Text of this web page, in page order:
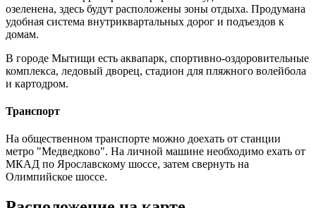
озеленена, здесь будут расположены зоны отдыха. Продумана
удобная система внутриквартальных дорог и подъездов к
домам.
В городе Мытищи есть аквапарк, спортивно-оздоровительные
комплекса, ледовый дворец, стадион для пляжного волейбола
и картодром.
Транспорт
На общественном транспорте можно доехать от станции
метро "Медведково". На личной машине необходимо ехать от
МКАД по Ярославскому шоссе, затем свернуть на
Олимпийское шоссе.